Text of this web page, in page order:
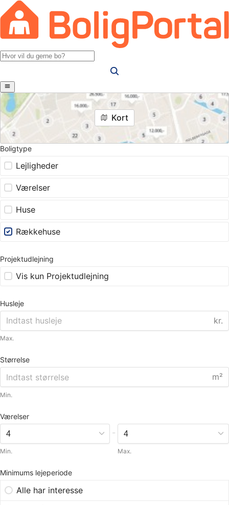
Kort
Boligtype
Lejligheder
Værelser
Huse
Rækkehuse
Projektudlejning
Vis kun Projektudlejning
Husleje
kr.
Max.
Størrelse
m²
Min.
Værelser
Min.
-
Max.
Minimums lejeperiode
Alle har interesse